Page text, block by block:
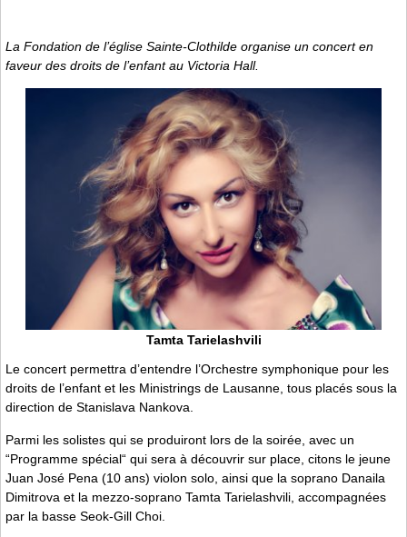
La Fondation de l’église Sainte-Clothilde organise un concert en
faveur des droits de l’enfant au Victoria Hall.
Tamta Tarielashvili
Le concert permettra d’entendre l’Orchestre symphonique pour les
droits de l’enfant et les Ministrings de Lausanne, tous placés sous la
direction de Stanislava Nankova.
Parmi les solistes qui se produiront lors de la soirée, avec un
“Programme spécial“ qui sera à découvrir sur place, citons le jeune
Juan José Pena (10 ans) violon solo, ainsi que la soprano Danaila
Dimitrova et la mezzo-soprano Tamta Tarielashvili, accompagnées
par la basse Seok-Gill Choi.